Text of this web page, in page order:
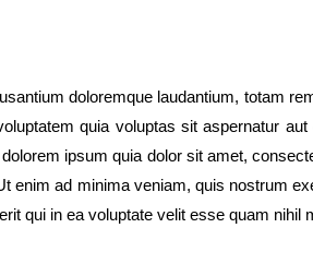
doloremque laudantium, totam
quia voluptas sit aspernatur
ipsum quia dolor sit amet,
enim ad minima veniam, quis nostrum
qui in ea voluptate velit esse quam nihil